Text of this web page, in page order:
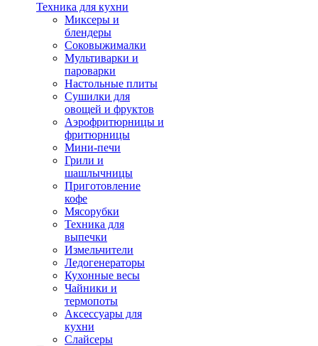
Техника для кухни
Миксеры и
блендеры
Соковыжималки
Мультиварки и
пароварки
Настольные плиты
Сушилки для
овощей и фруктов
Аэрофритюрницы и
фритюрницы
Мини-печи
Грили и
шашлычницы
Приготовление
кофе
Мясорубки
Техника для
выпечки
Измельчители
Ледогенераторы
Кухонные весы
Чайники и
термопоты
Аксессуары для
кухни
Слайсеры